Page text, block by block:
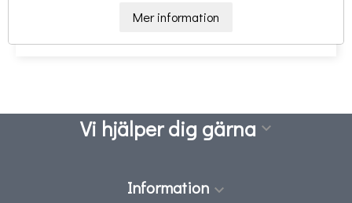
Vi hjälper dig gärna 
Information 